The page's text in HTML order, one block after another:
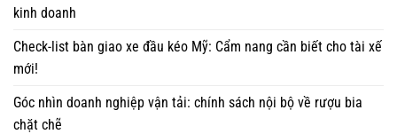
kinh doanh
Check-list bàn giao xe đầu kéo Mỹ: Cẩm nang cần biết cho tài xế
mới!
Góc nhìn doanh nghiệp vận tải: chính sách nội bộ về rượu bia
chặt chẽ